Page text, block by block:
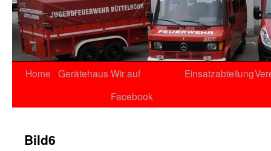
Home Gerätehaus Wir auf
Facebook
Einsatzabteilung
Bild6